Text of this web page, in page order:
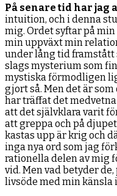
På senare tid har jag
intuition, och i denna
mig. Ordet syftar på
min uppväxt min
under lång tid framstått
slags mysterium som
mystiska förmodligen
gjort så. Men det är
har träffat det
att det självklara varit
att greppa och på
kastas upp är krig och
inga nya ord som jag
rationella delen av mig
vid. Men vad betyder
livsöde med min känsla